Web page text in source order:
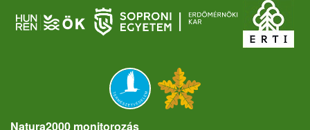
Natura2000 monitorozás